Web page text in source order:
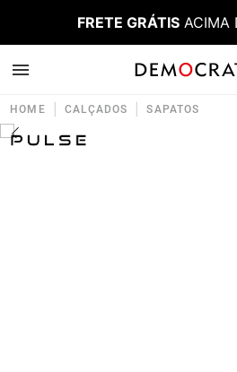
FRETE GRÁTIS ACIMA
HOME CALÇADOS SAPATOS